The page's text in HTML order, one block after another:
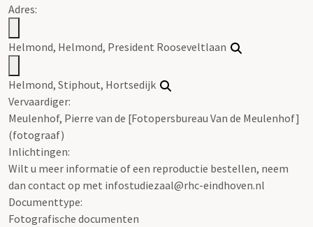
Adres:
Helmond, Helmond, President Rooseveltlaan
Helmond, Stiphout, Hortsedijk
Vervaardiger:
Meulenhof, Pierre van de [Fotopersbureau Van de Meulenhof]
(fotograaf)
Inlichtingen:
Wilt u meer informatie of een reproductie bestellen, neem
dan contact op met infostudiezaal@rhc-eindhoven.nl
Documenttype:
Fotografische documenten